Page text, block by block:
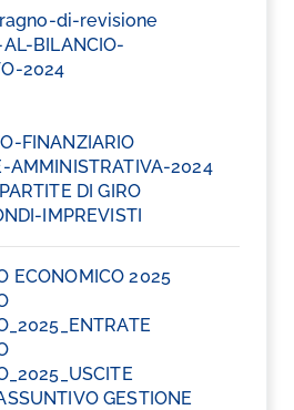
di-revisione
BILANCIO-
2024
FINANZIARIO
AMMINISTRATIVA-2024
DI GIRO
IMPREVISTI
ECONOMICO 2025
GESTIONE